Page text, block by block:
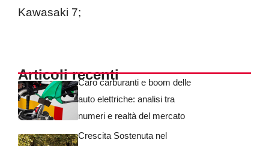
Kawasaki 7;
Articoli recentiCaro carburanti e boom delle
auto elettriche: analisi tra
numeri e realtà del mercato
Crescita Sostenuta nel